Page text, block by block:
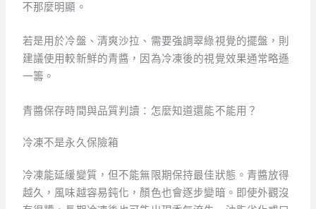
不那麼明顯。
若是用於冷盤、清爽沙拉、需要強調翠綠視覺的擺盤，則
建議使用較新鮮的青醬，因為冷凍後的視覺效果通常略遜
一籌。
青醬保存時間與品質判讀：怎麼知道還能不能用？
冷凍不是永久保險箱
冷凍能延緩變質，但不能無限期保持最佳狀態。青醬放得
越久，風味越容易鈍化，顏色也會逐步變暗。即使外觀沒